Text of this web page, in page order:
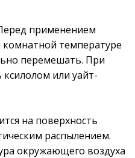
применением
температуре
перемешать. При
или уайт-
на поверхность
распылением.
окружающего воздуха